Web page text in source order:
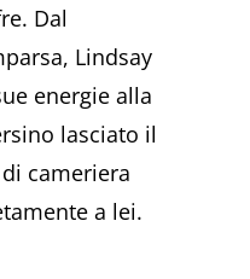
Dal
Lindsay
energie alla
lasciato il
cameriera
a lei.